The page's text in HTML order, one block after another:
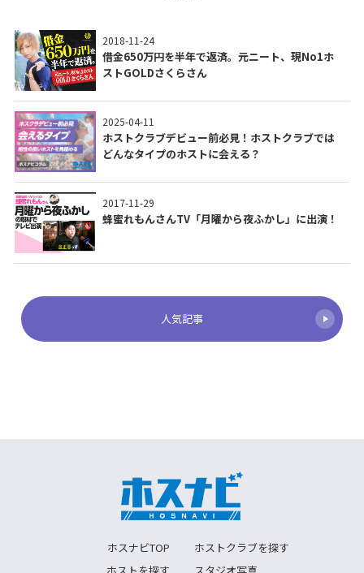
2018-11-24
借金650万円を半年で返済。元ニート、現No1ホ
ストGOLDさくらさん
2025-04-11
ホストクラブデビュー前必見！ホストクラブでは
どんなタイプのホストに会える？
2017-11-29
蜂蜜れもんさんTV「月曜から夜ふかし」に出演！
人気記事
ホスナビTOP
ホストクラブを探す